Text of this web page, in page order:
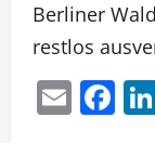
Berliner
restlos